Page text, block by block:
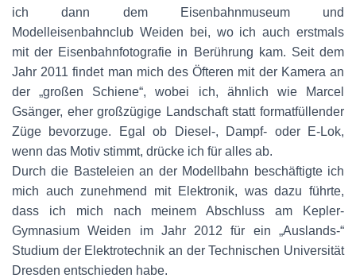
ich dann dem Eisenbahnmuseum und
Modelleisenbahnclub Weiden bei, wo ich auch erstmals
mit der Eisenbahnfotografie in Berührung kam. Seit dem
Jahr 2011 findet man mich des Öfteren mit der Kamera an
der „großen Schiene“, wobei ich, ähnlich wie Marcel
Gsänger, eher großzügige Landschaft statt formatfüllender
Züge bevorzuge. Egal ob Diesel-, Dampf- oder E-Lok,
wenn das Motiv stimmt, drücke ich für alles ab.
Durch die Basteleien an der Modellbahn beschäftigte ich
mich auch zunehmend mit Elektronik, was dazu führte,
dass ich mich nach meinem Abschluss am Kepler-
Gymnasium Weiden im Jahr 2012 für ein „Auslands-“
Studium der Elektrotechnik an der Technischen Universität
Dresden entschieden habe.